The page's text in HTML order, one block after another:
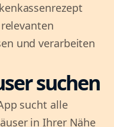
und verarbeiten
suchen
sucht alle
in Ihrer Nähe